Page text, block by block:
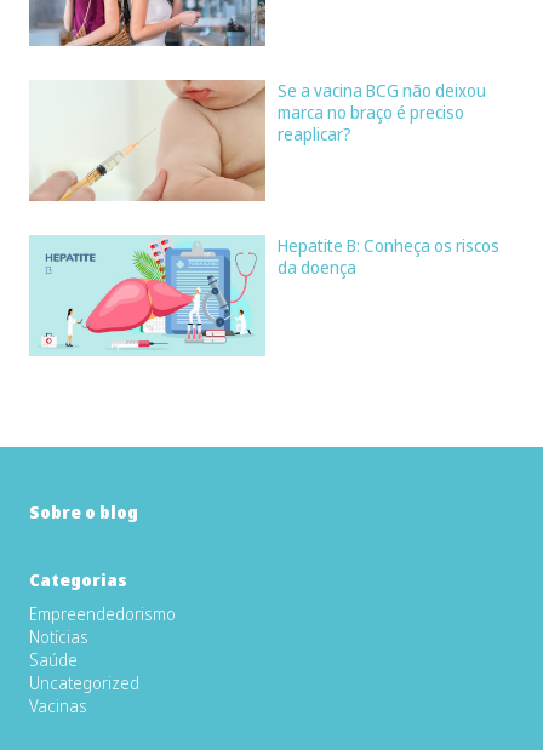
Se a vacina BCG não deixou
marca no braço é preciso
reaplicar?
Hepatite B: Conheça os riscos
da doença
Sobre o blog
Categorias
Empreendedorismo
Notícias
Saúde
Uncategorized
Vacinas